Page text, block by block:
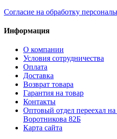
Согласие на обработку
Информация
О компании
Условия сотрудничества
Оплата
Доставка
Возврат товара
Гарантия на товар
Контакты
Оптовый отдел переехал на
Воротникова 82Б
Карта сайта